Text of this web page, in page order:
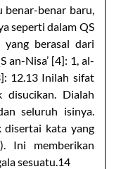
benar-benar baru,
seperti dalam QS
yang berasal dari
an-Nisa’ [4]: 1, al-
12.13 Inilah sifat
disucikan. Dialah
seluruh isinya.
disertai kata yang
Ini memberikan
sesuatu.14